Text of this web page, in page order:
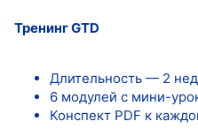
Тренинг GTD
Длительность — 2
6 модулей с мини-
Конспект PDF к